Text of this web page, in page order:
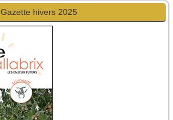
Gazette hivers 2025